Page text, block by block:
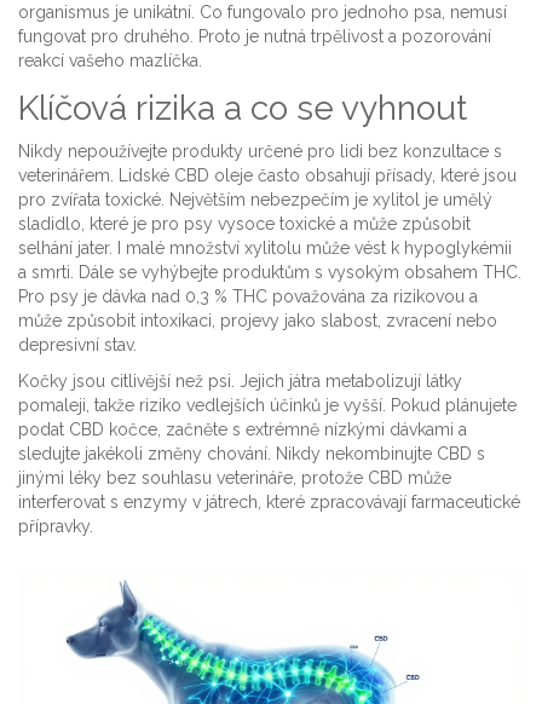
organismus je unikátní. Co fungovalo pro jednoho psa, nemusí
fungovat pro druhého. Proto je nutná trpělivost a pozorování
reakcí vašeho mazlíčka.
Klíčová rizika a co se vyhnout
Nikdy nepoužívejte produkty určené pro lidi bez konzultace s
veterinářem. Lidské CBD oleje často obsahují přísady, které jsou
pro zvířata toxické. Největším nebezpečím je xylitol je umělý
sladidlo, které je pro psy vysoce toxické a může způsobit
selhání jater.
I malé množství xylitolu může vést k hypoglykémii
a smrti. Dále se vyhýbejte produktům s vysokým obsahem THC.
Pro psy je dávka nad 0,3 % THC považována za rizikovou a
může způsobit intoxikaci, projevy jako slabost, zvracení nebo
depresivní stav.
Kočky jsou citlivější než psi. Jejich játra metabolizují látky
pomaleji, takže riziko vedlejších účinků je vyšší. Pokud plánujete
podat CBD kočce, začněte s extrémně nízkými dávkami a
sledujte jakékoli změny chování. Nikdy nekombinujte CBD s
jinými léky bez souhlasu veterináře, protože CBD může
interferovat s enzymy v játrech, které zpracovávají farmaceutické
přípravky.